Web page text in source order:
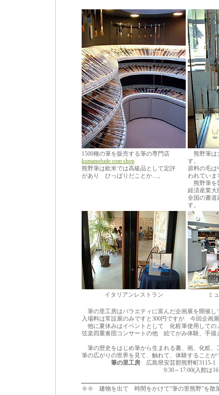
1500種の筆を販売する筆の専門店
kumanofude.com shop
熊野筆は欧米では高級品として定評
があり ひっぱりだことか....。
熊野筆は
す。
原料の毛
われていま
熊野筆を
経済産業大
全国の書
す。
イタリアンレストラン ミ
筆の里工房はバラエティに富んだ企画展を開催
入場料は常設展のみですと300円ですが 今回企画
他に夏休みはイベントとして 化粧筆使用しての
弦楽四重奏団コンサートの他 絵てがみ体験、手
筆の歴史をはじめ筆から生まれる書、画、化粧、
筆の広がりの世界を見て、触れて、体験することが
筆の里工房 広島県安芸郡熊野町3115-
9:30～17:00(入館は16:30まで)
◆◆ 建物を出て 時間をかけて“筆の里熊野”を散